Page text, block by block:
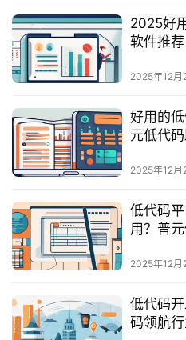
与
支
持
了
解
普
元
联
系
我
们
2025好
软件推
2025年12月
好用的
元低代
2025年12月
低代码
用？普
2025年12月
低代码
码领航